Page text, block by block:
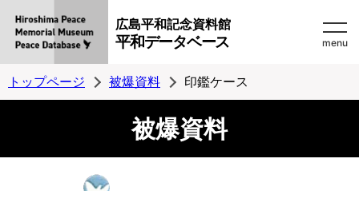
広島平和記念資料館
平和データベース menu
トップページ 被爆資料 印鑑ケース
被爆資料